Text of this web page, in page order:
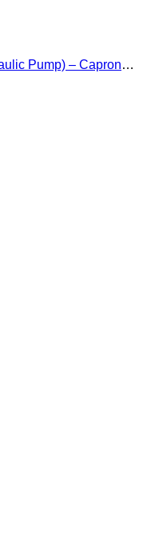
Pump) – Caproni